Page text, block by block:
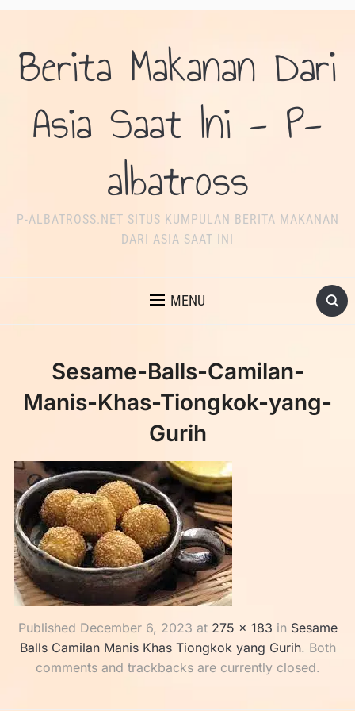
Berita Makanan Dari
Asia Saat Ini - P-
albatross
P-ALBATROSS.NET SITUS KUMPULAN BERITA MAKANAN
DARI ASIA SAAT INI
MENU
Sesame-Balls-Camilan-
Manis-Khas-Tiongkok-yang-
Gurih
Published December 6, 2023 at 275 × 183 in Sesame
Balls Camilan Manis Khas Tiongkok yang Gurih. Both
comments and trackbacks are currently closed.